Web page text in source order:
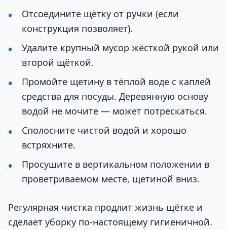
Отсоедините щётку от ручки (если
конструкция позволяет).
Удалите крупный мусор жёсткой рукой или
второй щёткой.
Промойте щетину в тёплой воде с каплей
средства для посуды. Деревянную основу
водой не мочите — может потрескаться.
Сполосните чистой водой и хорошо
встряхните.
Просушите в вертикальном положении в
проветриваемом месте, щетиной вниз.
Регулярная чистка продлит жизнь щётке и
сделает уборку по-настоящему гигиеничной.